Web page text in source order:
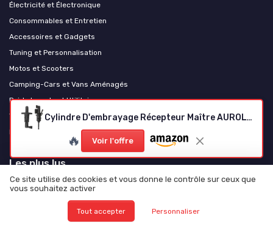
Cylindre D'embrayage Récepteur Maître AUROLYNNE
🔥 Voir l'offre
Électricité et Électronique
Consommables et Entretien
Accessoires et Gadgets
Tuning et Personnalisation
Motos et Scooters
Camping-Cars et Vans Aménagés
Poids Lourds et Utilitaires
Véhicules Électriques
Levage et équipement d'atelier
Les plus lus
Comprendre le schéma de la boîte à fusibles du Citroën Berlingo
Comprendre la liste des fusibles pour votre Peugeot 208
Comprendre le schéma des fusibles pour la Clio 3
Ce site utilise des cookies et vous donne le contrôle sur ceux que
vous souhaitez activer
Tout accepter Personnaliser